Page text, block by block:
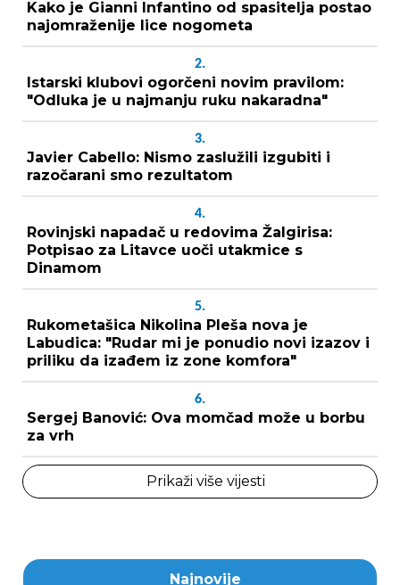
Kako je Gianni Infantino od spasitelja postao
najomraženije lice nogometa
2.
Istarski klubovi ogorčeni novim pravilom:
"Odluka je u najmanju ruku nakaradna"
3.
Javier Cabello: Nismo zaslužili izgubiti i
razočarani smo rezultatom
4.
Rovinjski napadač u redovima Žalgirisa:
Potpisao za Litavce uoči utakmice s
Dinamom
5.
Rukometašica Nikolina Pleša nova je
Labudica: "Rudar mi je ponudio novi izazov i
priliku da izađem iz zone komfora"
6.
Sergej Banović: Ova momčad može u borbu
za vrh
Prikaži više vijesti
Najnovije